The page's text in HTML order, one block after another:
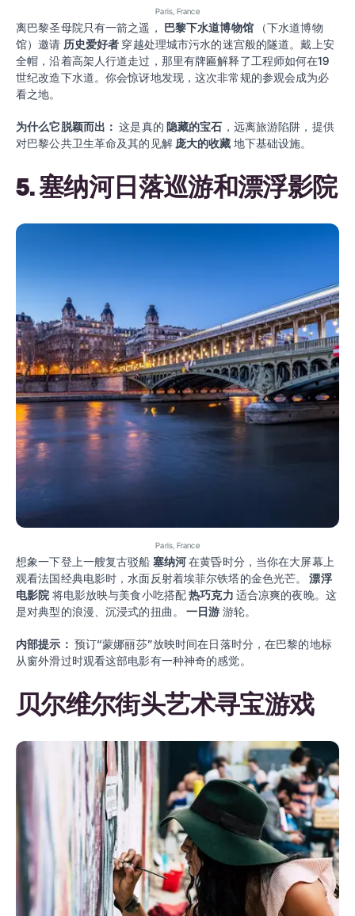
Paris, France
离巴黎圣母院只有一箭之遥， 巴黎下水道博物馆（下水道博物
馆）邀请 历史爱好者 穿越处理城市污水的迷宫般的隧道。戴上安
全帽，沿着高架人行道走过，那里有牌匾解释了工程师如何在19
世纪改造下水道。你会惊讶地发现，这次非常规的参观会成为必
看之地。
为什么它脱颖而出： 这是真的 隐藏的宝石 ，远离旅游陷阱，提供
对巴黎公共卫生革命及其的见解 庞大的收藏 地下基础设施。
5. 塞纳河日落巡游和漂浮影院
Paris, France
想象一下登上一艘复古驳船 塞纳河在黄昏时分，当你在大屏幕上
观看法国经典电影时，水面反射着埃菲尔铁塔的金色光芒。漂浮
电影院 将电影放映与美食小吃搭配热巧克力 适合凉爽的夜晚。这
是对典型的浪漫、沉浸式的扭曲。一日游 游轮。
内部提示： 预订“蒙娜丽莎”放映时间在日落时分，在巴黎的地标
从窗外滑过时观看这部电影有一种神奇的感觉。
贝尔维尔街头艺术寻宝游戏